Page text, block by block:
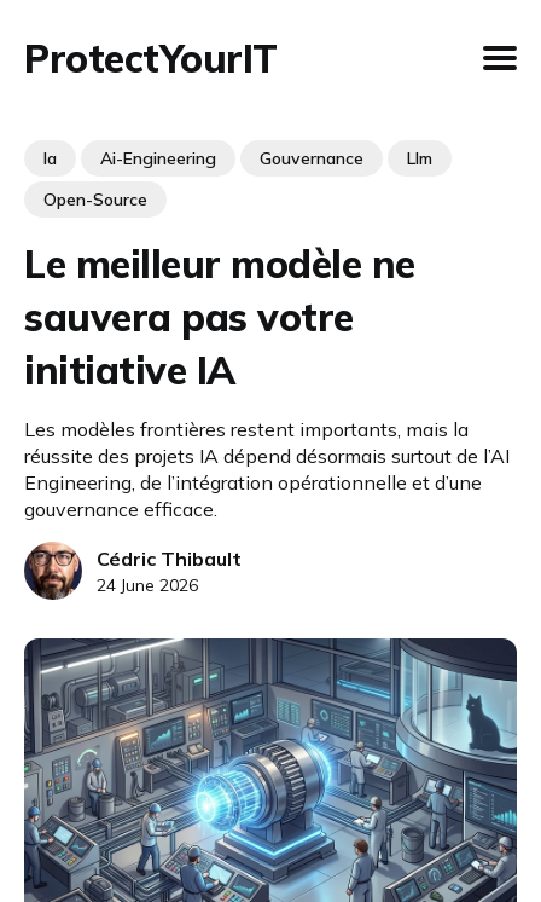
ProtectYourIT
Ia Ai-Engineering Gouvernance
Llm
Open-Source
Le meilleur modèle ne
sauvera pas votre
initiative IA
Les modèles frontières restent importants, mais la
réussite des projets IA dépend désormais surtout de l’AI
Engineering, de l’intégration opérationnelle et d’une
gouvernance efficace.
Cédric Thibault
24 June 2026